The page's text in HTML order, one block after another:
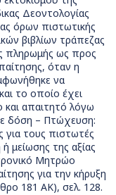
Δεοντολογίας
όρων πιστωτικής
βιβλίων τράπεζας
πληρωμής ως προς
όταν η
να
το οποίο έχει
απαιτητό λόγω
δόση – Πτώχευση:
για τους πιστωτές
μείωσης της αξίας
Μητρώο
για την κήρυξη
181 ΑΚ), σελ. 128.